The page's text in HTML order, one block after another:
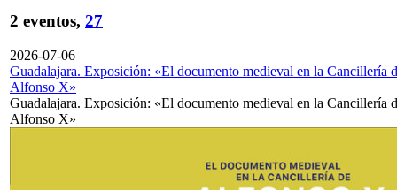
2 eventos, 27
2026-07-06
Guadalajara. Exposición: «El documento medieval en la Cancillería
Alfonso X»
Guadalajara. Exposición: «El documento medieval en la Cancillería
Alfonso X»